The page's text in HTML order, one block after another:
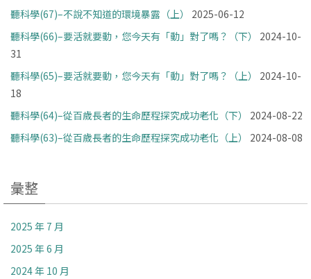
聽科學(67)–不說不知道的環境暴露（上）
2025-06-12
聽科學(66)–要活就要動，您今天有「動」對了嗎？（下）
2024-10-
31
聽科學(65)–要活就要動，您今天有「動」對了嗎？（上）
2024-10-
18
聽科學(64)–從百歲長者的生命歷程探究成功老化（下）
2024-08-22
聽科學(63)–從百歲長者的生命歷程探究成功老化（上）
2024-08-08
彙整
2025 年 7 月
2025 年 6 月
2024 年 10 月